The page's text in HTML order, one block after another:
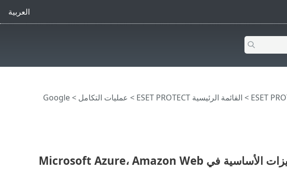
العربية
> القائمة الرئيسية ESET PROTECT > عمليات التكامل
> Google
ESET Cloud Workload Protection—الميزات الأساسية في Microsoft Azure، Amazon Web